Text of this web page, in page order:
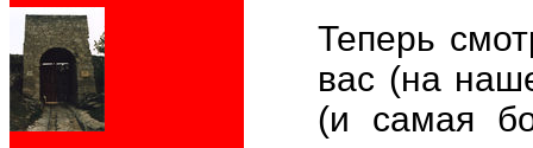
Теперь
вас (на
(и самая